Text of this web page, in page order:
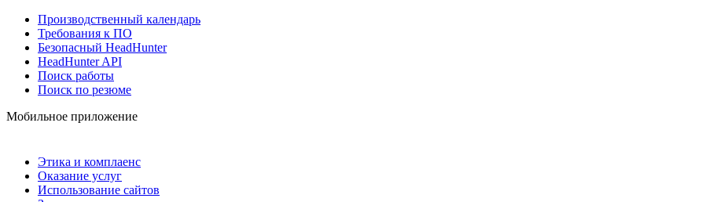
Производственный календарь
Требования к ПО
Безопасный HeadHunter
HeadHunter API
Поиск работы
Поиск по резюме
Мобильное приложение
Этика и комплаенс
Оказание услуг
Использование сайтов